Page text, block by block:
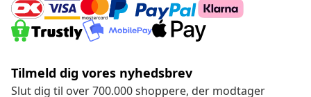
Tilmeld dig vores nyhedsbrev
Slut dig til over 700.000 shoppere, der modtager